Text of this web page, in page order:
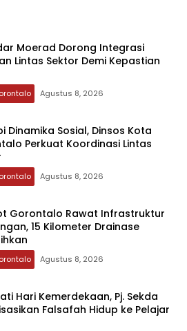
Moerad Dorong Integrasi
Lintas Sektor Demi Kepastian
Agustus 8, 2026
Dinamika Sosial, Dinsos Kota
Perkuat Koordinasi Lintas
Agustus 8, 2026
Gorontalo Rawat Infrastruktur
15 Kilometer Drainase
Agustus 8, 2026
Hari Kemerdekaan, Pj. Sekda
Falsafah Hidup ke Pelajar